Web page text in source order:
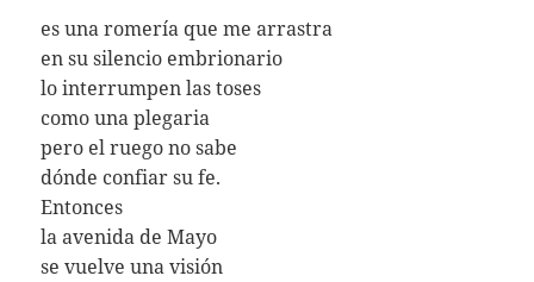
es una romería que me arrastra
en su silencio embrionario
lo interrumpen las toses
como una plegaria
pero el ruego no sabe
dónde confiar su fe.
Entonces
la avenida de Mayo
se vuelve una visión